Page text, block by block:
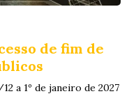
de fim de
a 1º de janeiro de 2027